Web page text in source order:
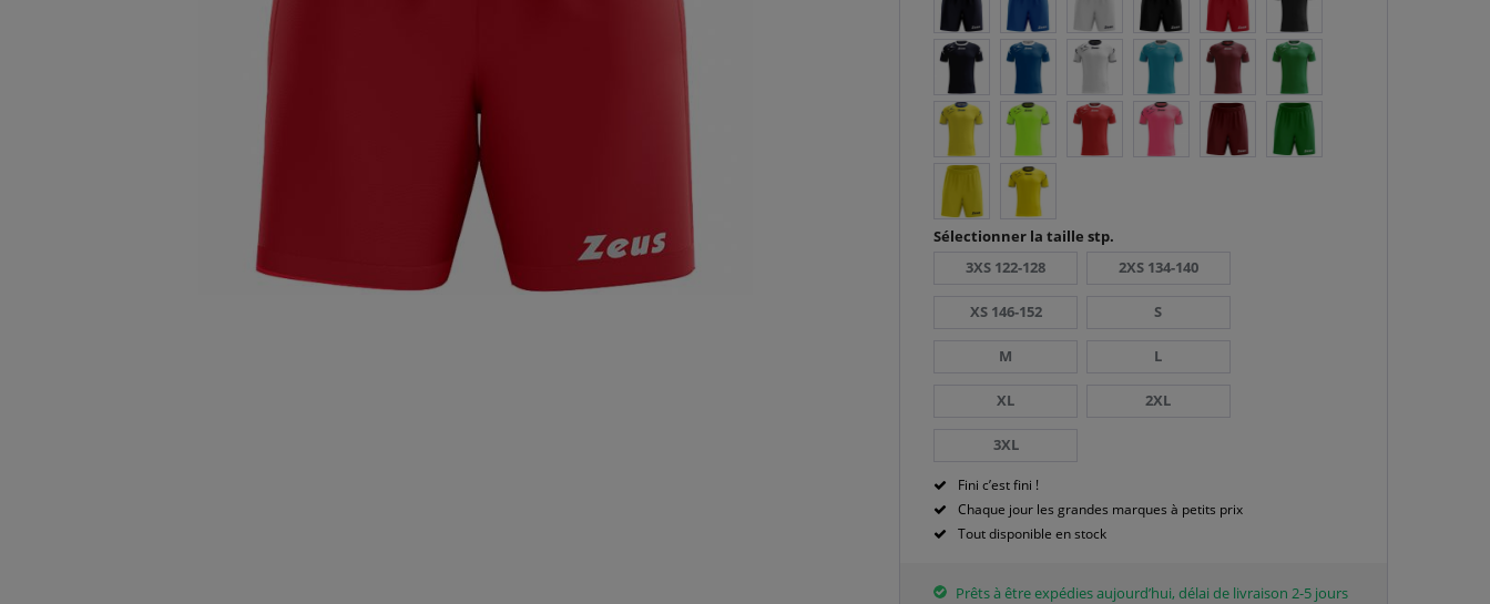
Sélectionner la taille stp.
3XS 122-128
2XS 134-140
XS 146-152 S
M L
XL 2XL
3XL
Fini c’est fini !
Chaque jour les grandes marques à petits prix
Tout disponible en stock
Prêts à être expédies aujourd’hui, délai de livraison 2-5 jours